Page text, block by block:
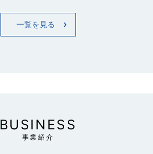
一覧を見る
BUSINESS
事業紹介